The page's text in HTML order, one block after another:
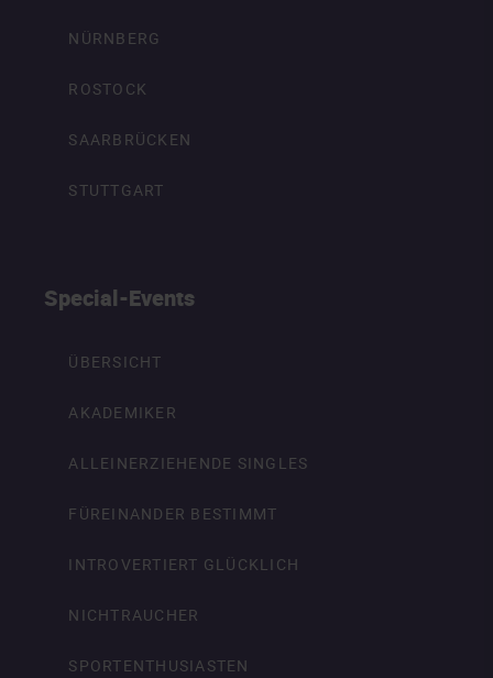
NÜRNBERG
ROSTOCK
SAARBRÜCKEN
STUTTGART
Special-Events
ÜBERSICHT
AKADEMIKER
ALLEINERZIEHENDE SINGLES
FÜREINANDER BESTIMMT
INTROVERTIERT GLÜCKLICH
NICHTRAUCHER
SPORTENTHUSIASTEN